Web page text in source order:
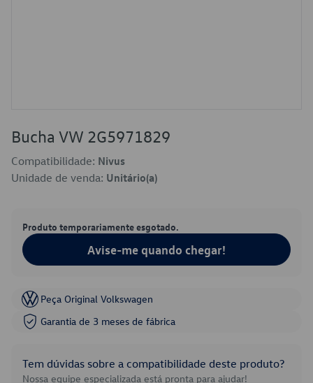
Bucha VW 2G5971829
Compatibilidade: Nivus
Unidade de venda: Unitário(a)
Produto temporariamente esgotado.
Avise-me quando chegar!
Peça Original Volkswagen
Garantia de 3 meses de fábrica
Tem dúvidas sobre a compatibilidade deste produto?
Nossa equipe especializada está pronta para ajudar!